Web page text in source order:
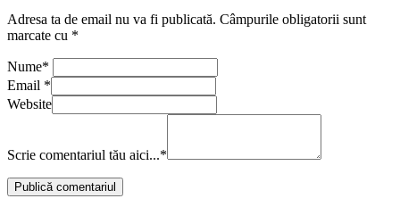
Adresa ta de email nu va fi publicată. Câmpurile obligatorii sunt
marcate cu *
Nume*
Email *
Website
Scrie comentariul tău aici...*